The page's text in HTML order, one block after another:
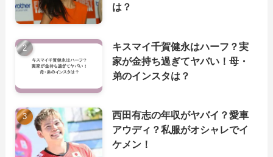
は？
キスマイ千賀健永はハーフ？実
家が金持ち過ぎてヤバい！母・
弟のインスタは？
西田有志の年収がヤバイ？愛車
アウディ？私服がオシャレでイ
ケメン！